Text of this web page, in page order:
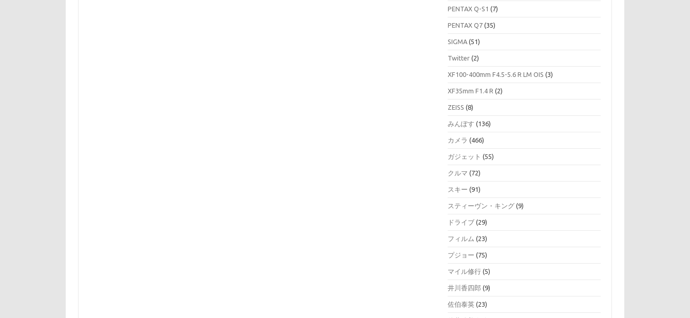
PENTAX Q-S1 (7)
PENTAX Q7 (35)
SIGMA (51)
Twitter (2)
XF100-400mm F4.5-5.6 R LM OIS (3)
XF35mm F1.4 R (2)
ZEISS (8)
みんぽす (136)
カメラ (466)
ガジェット (55)
クルマ (72)
スキー (91)
スティーヴン・キング (9)
ドライブ (29)
フィルム (23)
プジョー (75)
マイル修行 (5)
井川香四郎 (9)
佐伯泰英 (23)